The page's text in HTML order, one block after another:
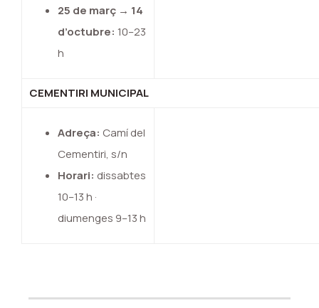
25 de març → 14
d’octubre: 10–23
h
CEMENTIRI MUNICIPAL
Adreça: Camí del
Cementiri, s/n
Horari: dissabtes
10–13 h ·
diumenges 9–13 h